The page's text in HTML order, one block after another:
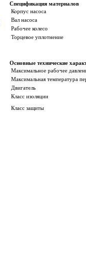
Спецификация материалов
Корпус насоса
Вал насоса
Рабочее колесо
Торцевое уплотнение
Основные технические
Максимальное рабочее
Максимальная температура
Двигатель
Класс изоляции
Класс защиты